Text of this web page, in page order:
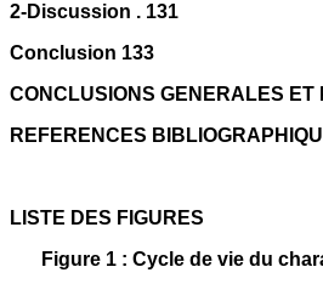
2-Discussion . 131
Conclusion 133
CONCLUSIONS GENERALES ET
REFERENCES
LISTE DES FIGURES
Figure 1 : Cycle de vie du